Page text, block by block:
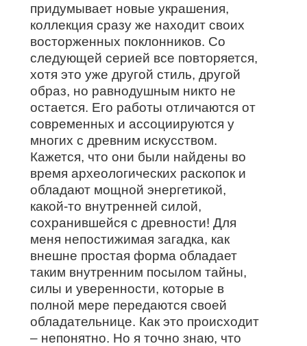
придумывает новые украшения,
коллекция сразу же находит своих
восторженных поклонников. Со
следующей серией все повторяется,
хотя это уже другой стиль, другой
образ, но равнодушным никто не
остается. Его работы отличаются от
современных и ассоциируются у
многих с древним искусством.
Кажется, что они были найдены во
время археологических раскопок и
обладают мощной энергетикой,
какой-то внутренней силой,
сохранившейся с древности! Для
меня непостижимая загадка, как
внешне простая форма обладает
таким внутренним посылом тайны,
силы и уверенности, которые в
полной мере передаются своей
обладательнице. Как это происходит
– непонятно. Но я точно знаю, что